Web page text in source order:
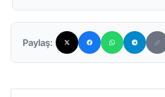
Paylaş: